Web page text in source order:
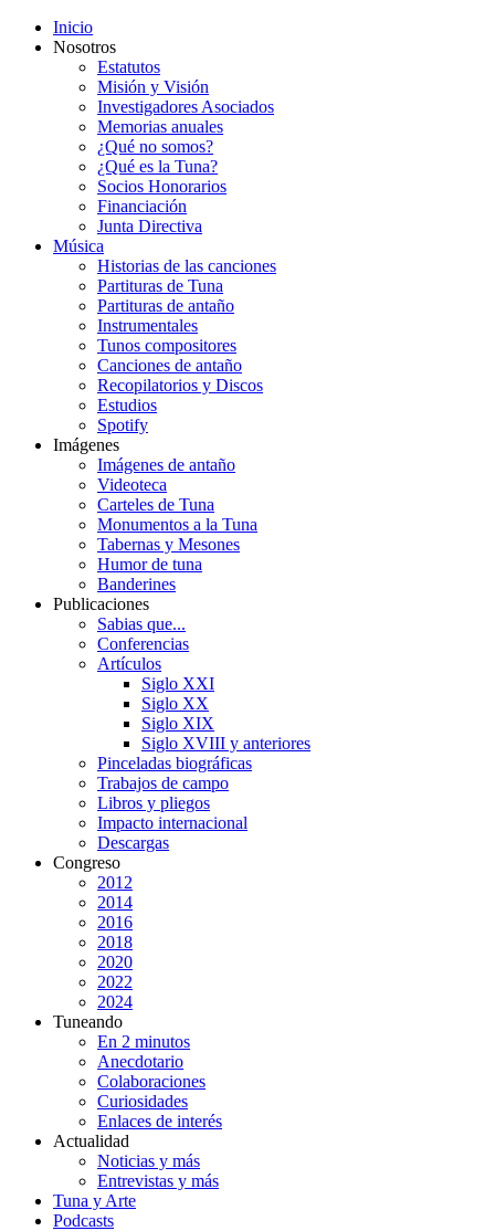
Inicio
Nosotros
Estatutos
Misión y Visión
Investigadores Asociados
Memorias anuales
¿Qué no somos?
¿Qué es la Tuna?
Socios Honorarios
Financiación
Junta Directiva
Música
Historias de las canciones
Partituras de Tuna
Partituras de antaño
Instrumentales
Tunos compositores
Canciones de antaño
Recopilatorios y Discos
Estudios
Spotify
Imágenes
Imágenes de antaño
Videoteca
Carteles de Tuna
Monumentos a la Tuna
Tabernas y Mesones
Humor de tuna
Banderines
Publicaciones
Sabias que...
Conferencias
Artículos
Siglo XXI
Siglo XX
Siglo XIX
Siglo XVIII y anteriores
Pinceladas biográficas
Trabajos de campo
Libros y pliegos
Impacto internacional
Descargas
Congreso
2012
2014
2016
2018
2020
2022
2024
Tuneando
En 2 minutos
Anecdotario
Colaboraciones
Curiosidades
Enlaces de interés
Actualidad
Noticias y más
Entrevistas y más
Tuna y Arte
Podcasts